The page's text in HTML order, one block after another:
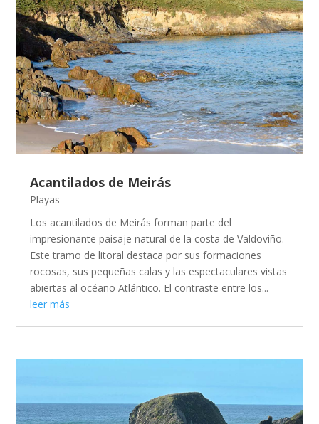
Acantilados de Meirás
Playas
Los acantilados de Meirás forman parte del
impresionante paisaje natural de la costa de Valdoviño.
Este tramo de litoral destaca por sus formaciones
rocosas, sus pequeñas calas y las espectaculares vistas
abiertas al océano Atlántico. El contraste entre los...
leer más